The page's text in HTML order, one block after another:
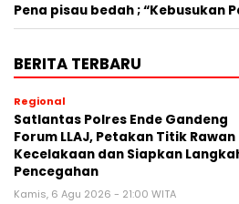
Pena pisau bedah ; “Kebusukan
BERITA TERBARU
Regional
Satlantas Polres Ende Gandeng
Forum LLAJ, Petakan Titik Rawan
Kecelakaan dan Siapkan
Pencegahan
Kamis, 6 Agu 2026 - 21:00 WITA